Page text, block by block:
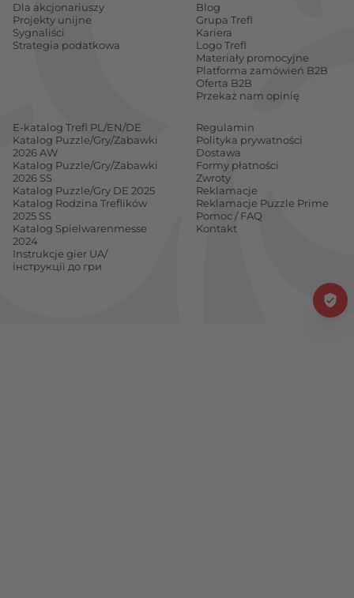
Dla akcjonariuszy
Projekty unijne
Sygnaliści
Strategia podatkowa
Blog
Grupa Trefl
Kariera
Logo Trefl
Materiały promocyjne
Platforma zamówień B2B
Oferta B2B
Przekaż nam opinię
E-katalog Trefl PL/EN/DE
Katalog Puzzle/Gry/Zabawki
2026 AW
Katalog Puzzle/Gry/Zabawki
2026 SS
Katalog Puzzle/Gry DE 2025
Katalog Rodzina Treflików
2025 SS
Katalog Spielwarenmesse
2024
Instrukcje gier UA/
інструкції до гри
Regulamin
Polityka prywatności
Dostawa
Formy płatności
Zwroty
Reklamacje
Reklamacje Puzzle Prime
Pomoc / FAQ
Kontakt